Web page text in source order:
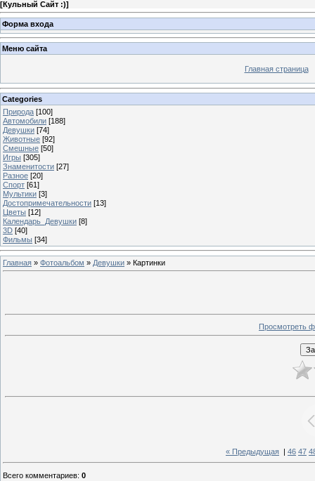
[Кульный Сайт :)]
Форма входа
Меню сайта
Главная страница
Categories
Природа [100]
Автомобили [188]
Девушки [74]
Животные [92]
Смешные [50]
Игры [305]
Знаменитости [27]
Разное [20]
Спорт [61]
Мультики [3]
Достопримечательности [13]
Цветы [12]
Календарь_Девушки [8]
3D [40]
Фильмы [34]
Главная » Фотоальбом » Девушки » Картинки
Просмотреть
« Предыдущая 46 47
Всего комментариев: 0